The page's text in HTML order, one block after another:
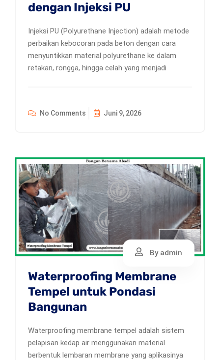
dengan Injeksi PU
Injeksi PU (Polyurethane Injection) adalah metode
perbaikan kebocoran pada beton dengan cara
menyuntikkan material polyurethane ke dalam
retakan, rongga, hingga celah yang menjadi
No Comments Juni 9, 2026
By admin
Waterproofing Membrane
Tempel untuk Pondasi
Bangunan
Waterproofing membrane tempel adalah sistem
pelapisan kedap air menggunakan material
berbentuk lembaran membrane yang aplikasinya